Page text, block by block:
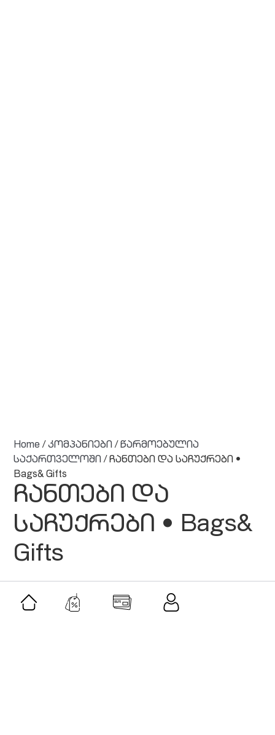
Home /კომპანიები /წარმოებულია
საქართველოში / ჩანთები და საჩუქრები •
Bags& Gifts
ჩანთები და
საჩუქრები • Bags&
Gifts
მსგავსი შეთავაზებები